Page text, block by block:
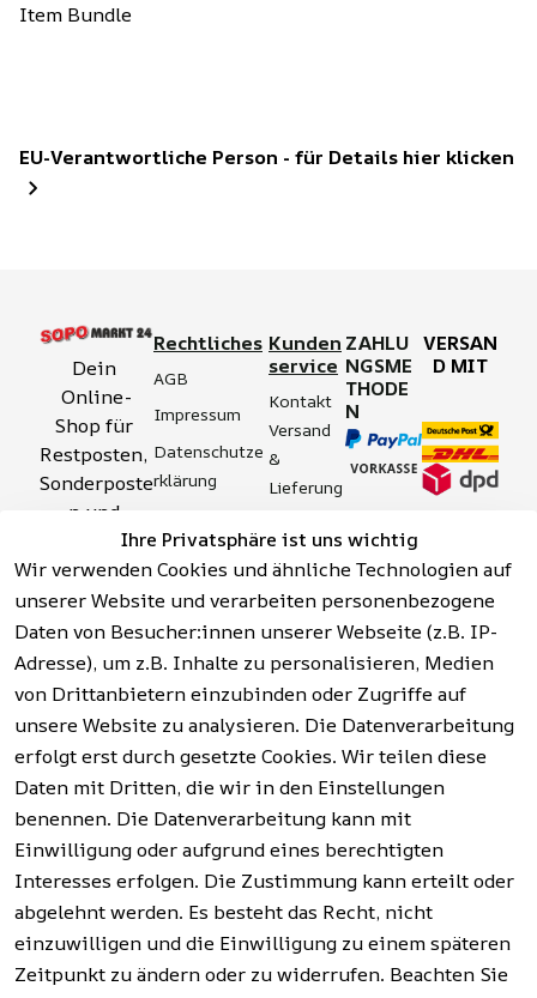
Item Bundle
EU-Verantwortliche Person - für Details hier klicken
Ihre Privatsphäre ist uns wichtig
Wir verwenden Cookies und ähnliche Technologien auf
unserer Website und verarbeiten personenbezogene
Daten von Besucher:innen unserer Webseite (z.B. IP-
Adresse), um z.B. Inhalte zu personalisieren, Medien
von Drittanbietern einzubinden oder Zugriffe auf
unsere Website zu analysieren. Die Datenverarbeitung
erfolgt erst durch gesetzte Cookies. Wir teilen diese
Daten mit Dritten, die wir in den Einstellungen
benennen. Die Datenverarbeitung kann mit
Einwilligung oder aufgrund eines berechtigten
Interesses erfolgen. Die Zustimmung kann erteilt oder
abgelehnt werden. Es besteht das Recht, nicht
einzuwilligen und die Einwilligung zu einem späteren
Zeitpunkt zu ändern oder zu widerrufen. Beachten Sie
Dein
Online-
Shop für
Restposten,
Sonderposte
n und
Aktionsartik
el rund um
Werkzeuge,
Garten,
Haushalt
und mehr.
Vertrag
widerrufen
Rechtliches
AGB
Impressum
Datenschutze
rklärung
tserklärung
Widerrufsrech
t
Hinweise zur
Batterieentso
rgung
Kunden
service
Kontakt
Versand
&
Lieferung
&
Sicherhei
t
Häufige
Fragen
(FAQ)
ZAHLU
NGSME
THODE
N
VERSAN
D MIT
Facebook |
Instagram |
Newsletter
AGB | Impressum |
Datenschutzerklärung |
Barrierefreiheitserklärung |
Widerrufsrecht